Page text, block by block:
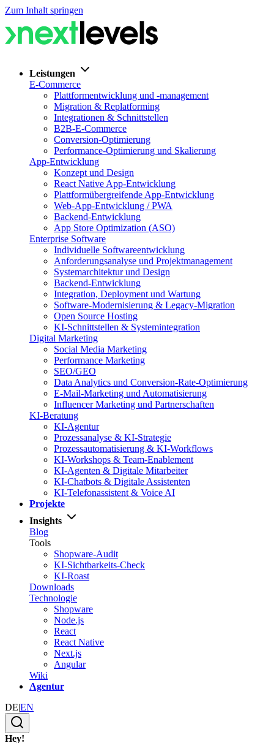
Zum Inhalt springen
Leistungen
E-Commerce
Plattformentwicklung und -management
Migration & Replatforming
Integrationen & Schnittstellen
B2B-E-Commerce
Conversion-Optimierung
Performance-Optimierung und Skalierung
App-Entwicklung
Konzept und Design
React Native App-Entwicklung
Plattformübergreifende App-Entwicklung
Web-App-Entwicklung / PWA
Backend-Entwicklung
App Store Optimization (ASO)
Enterprise Software
Individuelle Softwareentwicklung
Anforderungsanalyse und Projektmanagement
Systemarchitektur und Design
Backend-Entwicklung
Integration, Deployment und Wartung
Software-Modernisierung & Legacy-Migration
Open Source Hosting
KI-Schnittstellen & Systemintegration
Digital Marketing
Social Media Marketing
Performance Marketing
SEO/GEO
Data Analytics und Conversion-Rate-Optimierung
E-Mail-Marketing und Automatisierung
Influencer Marketing und Partnerschaften
KI-Beratung
KI-Agentur
Prozessanalyse & KI-Strategie
Prozessautomatisierung & KI-Workflows
KI-Workshops & Team-Enablement
KI-Agenten & Digitale Mitarbeiter
KI-Chatbots & Digitale Assistenten
KI-Telefonassistent & Voice AI
Projekte
Insights
Blog
Tools
Shopware-Audit
KI-Sichtbarkeits-Check
KI-Roast
Downloads
Technologie
Shopware
Node.js
React
React Native
Next.js
Angular
Wiki
Agentur
DE|EN
Hey!